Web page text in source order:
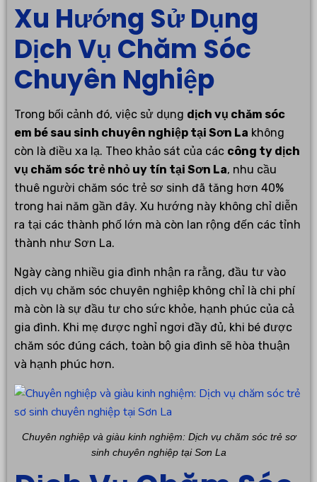
Xu Hướng Sử Dụng
Dịch Vụ Chăm Sóc
Chuyên Nghiệp
Trong bối cảnh đó, việc sử dụng dịch vụ chăm sóc
em bé sau sinh chuyên nghiệp tại Sơn La không
còn là điều xa lạ. Theo khảo sát của các công ty dịch
vụ chăm sóc trẻ nhỏ uy tín tại Sơn La, nhu cầu
thuê người chăm sóc trẻ sơ sinh đã tăng hơn 40%
trong hai năm gần đây. Xu hướng này không chỉ diễn
ra tại các thành phố lớn mà còn lan rộng đến các tỉnh
thành như Sơn La.
Ngày càng nhiều gia đình nhận ra rằng, đầu tư vào
dịch vụ chăm sóc chuyên nghiệp không chỉ là chi phí
mà còn là sự đầu tư cho sức khỏe, hạnh phúc của cả
gia đình. Khi mẹ được nghỉ ngơi đầy đủ, khi bé được
chăm sóc đúng cách, toàn bộ gia đình sẽ hòa thuận
và hạnh phúc hơn.
Chuyên nghiệp và giàu kinh nghiệm: Dịch vụ chăm sóc trẻ sơ
sinh chuyên nghiệp tại Sơn La